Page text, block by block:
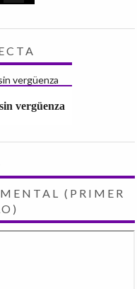
vergüenza
(PRIMER